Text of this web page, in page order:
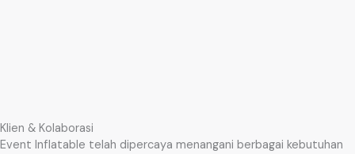
Klien & Kolaborasi
Event Inflatable telah dipercaya menangani berbagai kebutuhan